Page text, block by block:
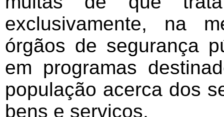
exclusivamente, na
órgãos de segurança
em programas
população acerca dos
bens e serviços.